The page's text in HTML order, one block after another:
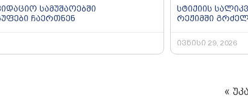
სამუშაოებში
ჩაერთნენ
სტიქიის
რეჟიმში
ივნისი 29, 2026
«